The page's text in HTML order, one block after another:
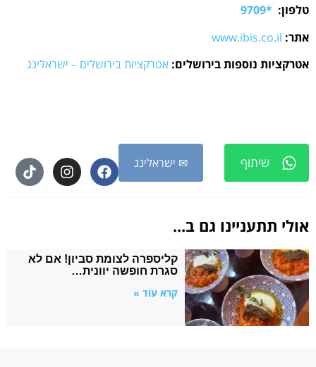
טלפון: *9709
אתר: www.ibis.co.il
אטרקציות נוספות בירושלים: אטרקציות בירושלים – ישראלינג
שיתוף ✉ ישראלינג
אולי תתעניינו גם ב...
קליספרה לצומת סביון! אם לא
סגרת חופשה יוונית…
קרא עוד »